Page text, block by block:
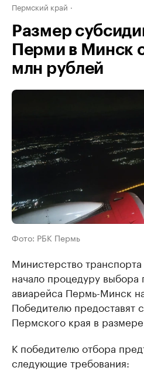
Пермский край
Размер
Перми в Минск
млн рублей
Фото: РБК Пермь
Министерство
начало процедуру выбора
авиарейса Пермь-Минск
Победителю предоставят
Пермского края в
К победителю отбора
следующие требования: